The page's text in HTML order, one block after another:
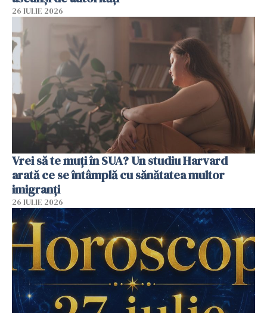
26 IULIE 2026
Vrei să te muți în SUA? Un studiu Harvard
arată ce se întâmplă cu sănătatea multor
imigranți
26 IULIE 2026